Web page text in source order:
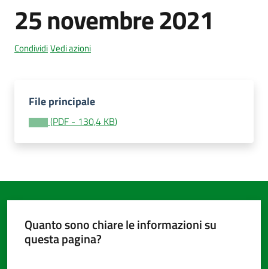
Vivere
l'Unione
Amministrazione
trasparente
argomenti...
Seguici
25 novembre 2021
CondividiVedi azioni
File principale
(PDF - 130,4 KB)
Quanto sono chiare le informazioni su
questa pagina?